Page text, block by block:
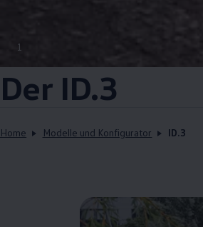
1
Der ID.3
Home Modelle und Konfigurator ID.3